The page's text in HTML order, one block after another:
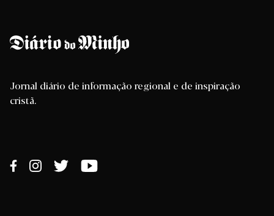
Jornal diário de informação regional e de inspiração
cristã.